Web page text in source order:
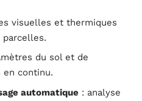
visuelles et thermiques
parcelles.
du sol et de
en continu.
automatique : analyse